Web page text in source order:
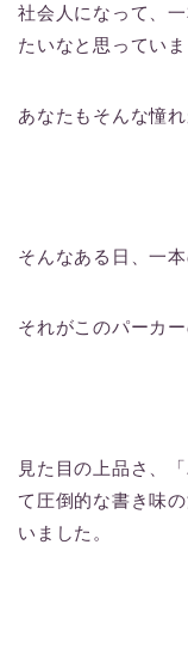
社会人になって、
たいなと思っていま
あなたもそんな憧
そんなある日、一
それがこのパーカ
見た目の上品さ、
て圧倒的な書き味
いました。